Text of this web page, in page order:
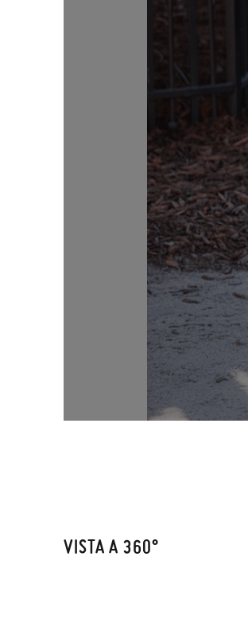
VISTA A 360°